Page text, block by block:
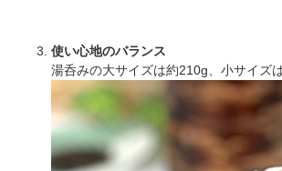
使い心地のバランス
湯呑みの大サイズは約210g、小サイズ